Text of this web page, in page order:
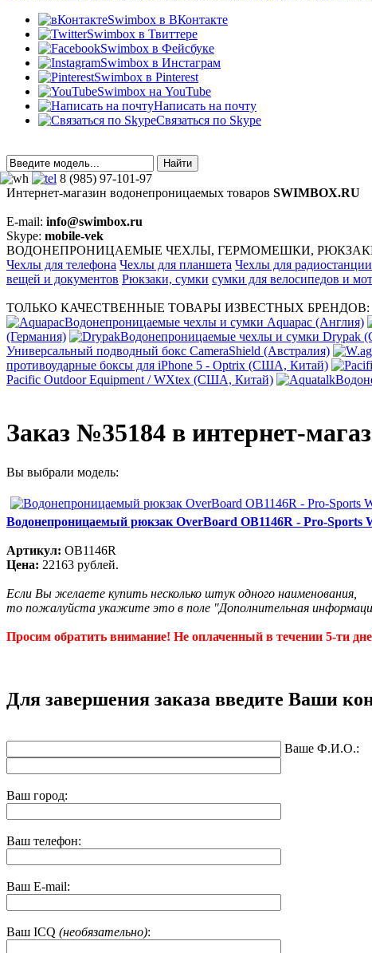
Swimbox в ВКонтакте
Swimbox в Твиттере
Swimbox в Фейсбуке
Swimbox в Инстаграм
Swimbox в Pinterest
Swimbox на YouTube
Написать на почту
Связаться по Skype
8 (985) 97-101-97
Интернет-магазин водонепроницаемых товаров SWIMBOX.RU
E-mail: info@swimbox.ru
Skype: mobile-vek
ВОДОНЕПРОНИЦАЕМЫЕ ЧЕХЛЫ, ГЕРМОМЕШКИ,
Чехлы для телефона Чехлы для планшета Чехлы для радиостанции
вещей и документов Рюкзаки, сумки сумки для велосипедов и
ТОЛЬКО КАЧЕСТВЕННЫЕ ТОВАРЫ ИЗВЕСТНЫХ БРЕНДОВ:
Водонепроницаемые чехлы и сумки Aquapac (Англия)
(Германия)
Водонепроницаемые чехлы и сумки
Универсальный подводный бокс CameraShield (Австралия)
противоударные боксы для iPhone 5 - Optrix (США, Китай)
Pacific Outdoor Equipment / WXtex (США, Китай)
Заказ №35184 в интернет-
Вы выбрали модель:
Водонепроницаемый рюкзак OverBoard OB1146R - Pro-Sports
Артикул: OB1146R
Цена: 22163 рублей.
Если Вы желаете купить несколько штук одного наименования,
то пожалуйста укажите это в поле "Дополнительная
Просим обратить внимание! Не оплаченный в течении 5-ти
Для завершения заказа введите Ваши
Ваше Ф.И.О.:
Ваш город:
Ваш телефон:
Ваш E-mail:
Ваш ICQ (необязательно):